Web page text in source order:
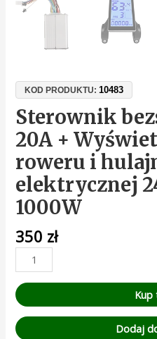
KOD PRODUKTU:10483
Sterownik
20A +
roweru i
elektrycznej
1000W
350 zł
Kup
Dodaj